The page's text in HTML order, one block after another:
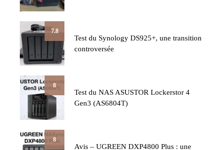
7.8
Test du Synology DS925+, une transition
controversée
8
Test du NAS ASUSTOR Lockerstor 4
Gen3 (AS6804T)
8
Avis – UGREEN DXP4800 Plus : une